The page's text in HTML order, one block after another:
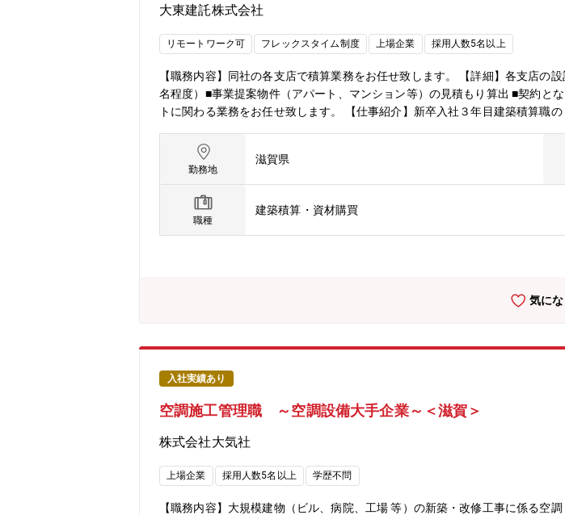
リアアップも可能です※キャリア採用の方については、これまでのご経験や
ラインからのスタートではなく、ご経験を活かせるポジションへの配属も可
ている社員もいれば、竜王や近江八幡周辺に居住している社員もおります・
宅・リモート。・転勤:大阪池田地区にも鋳造部門がありますが、現在は滋
国内外関係会社への出向あり。
大東建託株式会社
リモートワーク可 フレックスタイム制度 上場企業 採用人数5名以上
【職務内容】同社の各支店で積算業務をお任せ致します。 【詳細】各支店
名程度）■事業提案物件（アパート、マンション等）の見積もり算出 ■契約と
トに関わる業務をお任せ致します。 【仕事紹介】新卒入社３年目建築積算
能力も身につきます。 【ダイバーシティ推進】働き方改革/ワークライフバ
建託の働きやすさとは？ https://www.youtube.com/watch?v=9lxU55gBjgM
【外部評価】■健康経営優良法人／2024年3月認定（ホワイト500:4回目）
WOMAN AWARD／2023年11月企業特別賞を受賞■くるみん認定／2023年11
（総合）として表彰■D&I AWARD／2023年12月ベストワークプレイス認定（3
勤務地
滋賀県
職種
建築積算・資材購買
気に
入社実績あり
空調施工管理職 ～空調設備大手企業～＜滋賀＞
株式会社大気社
上場企業 採用人数5名以上 学歴不問
【職務内容】大規模建物（ビル、病院、工場 等）の新築・改修工事に係る空